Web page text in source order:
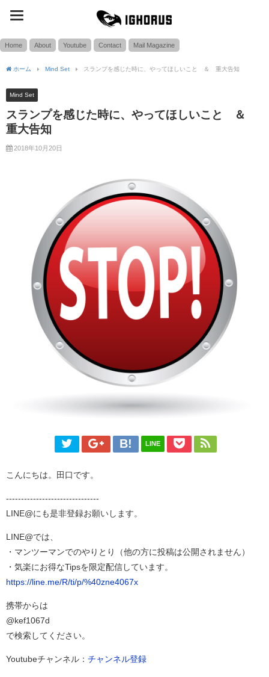
toggle
Home About Youtube Contact Mail Magazine
ホーム Mind Set スランプを感じた時に、やってほしいこと ＆ 重大告知
Mind Set
スランプを感じた時に、やってほしいこと ＆
重大告知
2018年10月20日
LINE
こんにちは。田口です。
-------------------------------
LINE@にも是非登録お願いします。
LINE@では、
・マンツーマンでのやりとり（他の方に投稿は公開されません）
・気楽にお得なTipsを限定配信しています。
https://line.me/R/ti/p/%40zne4067x
携帯からは
@kef1067d
で検索してください。
Youtubeチャンネル： チャンネル登録